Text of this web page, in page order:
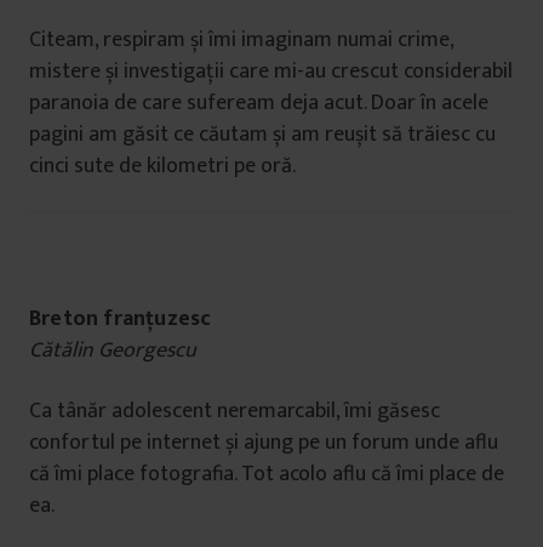
Citeam, respiram și îmi imaginam numai crime,
mistere și investigații care mi-au crescut considerabil
paranoia de care sufeream deja acut. Doar în acele
pagini am găsit ce căutam și am reușit să trăiesc cu
cinci sute de kilometri pe oră.
Breton franțuzesc
Cătălin Georgescu
Ca tânăr adolescent neremarcabil, îmi găsesc
confortul pe internet și ajung pe un forum unde aflu
că îmi place fotografia. Tot acolo aflu că îmi place de
ea.